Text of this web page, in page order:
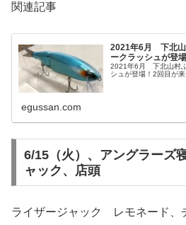
関連記事
2021年6月 下北山
ークラッシュが登
2021年6月 下北山村
シュが登場！2回目が来
egussan.com
6/15（火）、アングラーズ
ャック、店頭
ライザージャック レモネード、